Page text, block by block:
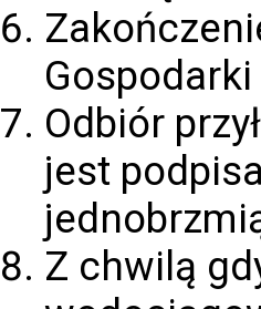
Odbiór
jest
Z chwilą